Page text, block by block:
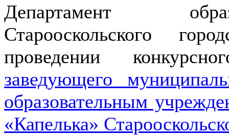
Департамент
Старооскольского
проведении
заведующего
образовательным
«Капелька»